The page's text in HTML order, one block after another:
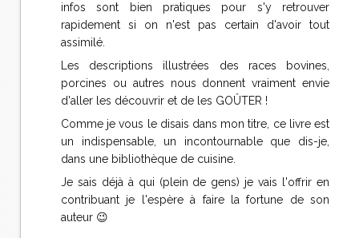
infos sont bien pratiques pour s'y retrouver
rapidement si on n'est pas certain d'avoir tout
assimilé.
Les descriptions illustrées des races bovines,
porcines ou autres nous donnent vraiment envie
d'aller les découvrir et de les GOÛTER !
Comme je vous le disais dans mon titre, ce livre est
un indispensable, un incontournable que dis-je,
dans une bibliothèque de cuisine.
Je sais déjà à qui (plein de gens) je vais l'offrir en
contribuant je l'espère à faire la fortune de son
auteur 😉